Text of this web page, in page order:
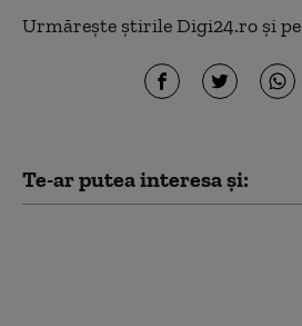
Urmărește știrile Digi24.ro și pe
Te-ar putea interesa și: